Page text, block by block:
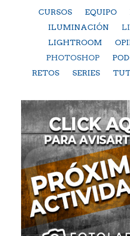
CURSOS
EQUIPO
ILUMINACIÓN
LIGHTROOM
PHOTOSHOP
RETOS
SERIES